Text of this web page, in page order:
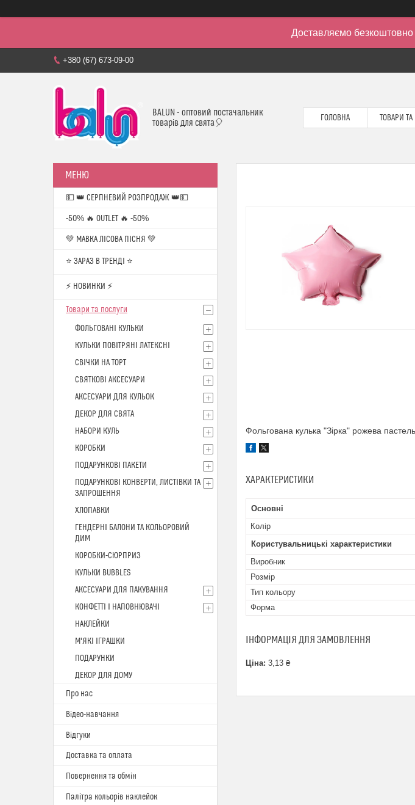
Доставляємо безкоштовно
+380 (67) 673-09-00
BALUN - оптовий постачальник
товарів для свята🎈
ГОЛОВНА ТОВАРИ
Фольгована кулька "Зірка" рожева
ХАРАКТЕРИСТИКИ
Основні
Колір
Користувальницькі характеристики
Виробник
Розмір
Тип кольору
Форма
ІНФОРМАЦІЯ ДЛЯ ЗАМОВЛЕННЯ
Ціна: 3,13 ₴
💵 👑 СЕРПНЕВИЙ РОЗПРОДАЖ 👑💵
-50% 🔥 OUTLET 🔥 -50%
💚 МАВКА ЛІСОВА ПІСНЯ 💚
⭐️ ЗАРАЗ В ТРЕНДІ ⭐️
⚡ НОВИНКИ ⚡
Товари та послуги
ФОЛЬГОВАНІ КУЛЬКИ
КУЛЬКИ ПОВІТРЯНІ ЛАТЕКСНІ
СВІЧКИ НА ТОРТ
СВЯТКОВІ АКСЕСУАРИ
АКСЕСУАРИ ДЛЯ КУЛЬОК
ДЕКОР ДЛЯ СВЯТА
НАБОРИ КУЛЬ
КОРОБКИ
ПОДАРУНКОВІ ПАКЕТИ
ПОДАРУНКОВІ КОНВЕРТИ, ЛИСТІВКИ ТА
ЗАПРОШЕННЯ
ХЛОПАВКИ
ГЕНДЕРНІ БАЛОНИ ТА КОЛЬОРОВИЙ
ДИМ
КОРОБКИ-СЮРПРИЗ
КУЛЬКИ BUBBLES
АКСЕСУАРИ ДЛЯ ПАКУВАННЯ
КОНФЕТТІ І НАПОВНЮВАЧІ
НАКЛЕЙКИ
М'ЯКІ ІГРАШКИ
ПОДАРУНКИ
ДЕКОР ДЛЯ ДОМУ
Про нас
Відео-навчання
Відгуки
Доставка та оплата
Повернення та обмін
Палітра кольорів наклейок